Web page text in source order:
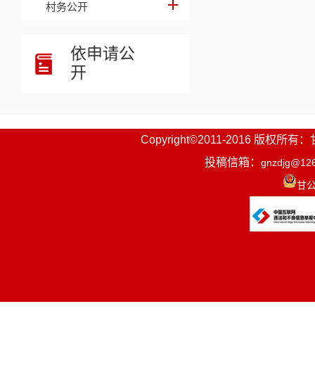
村务公开
依申请公
开
Copyright©2011-2016 版权所有：
投稿信箱：
甘